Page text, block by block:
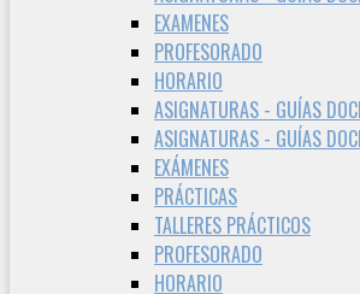
EXAMENES
PROFESORADO
HORARIO
ASIGNATURAS - GUÍAS
ASIGNATURAS - GUÍAS
EXÁMENES
PRÁCTICAS
TALLERES PRÁCTICOS
PROFESORADO
HORARIO